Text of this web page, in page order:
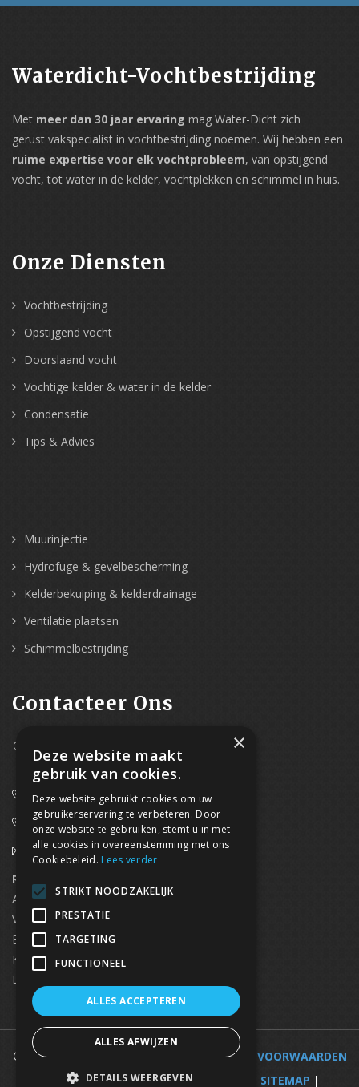
Waterdicht-Vochtbestrijding
Met meer dan 30 jaar ervaring mag Water-Dicht zich
gerust vakspecialist in vochtbestrijding noemen. Wij hebben een
ruime expertise voor elk vochtprobleem, van opstijgend
vocht, tot water in de kelder, vochtplekken en schimmel in huis.
Onze Diensten
Vochtbestrijding
Opstijgend vocht
Doorslaand vocht
Vochtige kelder & water in de kelder
Condensatie
Tips & Advies
Muurinjectie
Hydrofuge & gevelbescherming
Kelderbekuiping & kelderdrainage
Ventilatie plaatsen
Schimmelbestrijding
Contacteer Ons
Westpoort 37B,
2070 Zwijndrecht
0800/61 667 (24/7 bereikbaar)
03/369.60.29
info@waterdicht-vochtbestrijding.be
Regionaal contact
Antwerpen
03/369.60.29
Vlaams Brabant & Brussel
Brugge
Kortrijk
Limburg
© 2025 WATERDICHT-VOCHTBESTRIJDING | VOORWAARDEN
VOCHTBESTRIJDING PER GEMEENTE SITEMAP |
×
Deze website maakt
gebruik van cookies.
Deze website gebruikt cookies om uw
gebruikerservaring te verbeteren. Door
onze website te gebruiken, stemt u in met
alle cookies in overeenstemming met ons
Cookiebeleid. Lees verder
STRIKT NOODZAKELIJK
PRESTATIE
TARGETING
FUNCTIONEEL
ALLES ACCEPTEREN
ALLES AFWIJZEN
DETAILS WEERGEVEN